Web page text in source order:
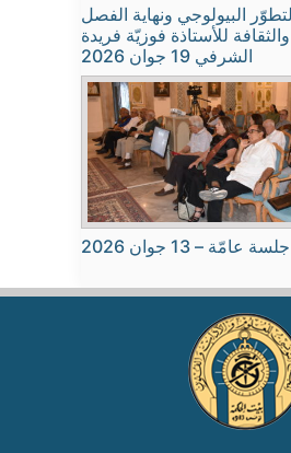
البيولوجي ونهاية الفصل
للأستاذة فوزيّة فريدة
الشرفي 19 جوان 2026
جلسة عامّة – 13 جوان 2026